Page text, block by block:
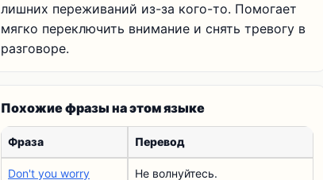
лишних переживаний из-за кого-то. Помогает
мягко переключить внимание и снять тревогу в
разговоре.
Похожие фразы на этом языке
Фраза Перевод
Don't you worry Не волнуйтесь.